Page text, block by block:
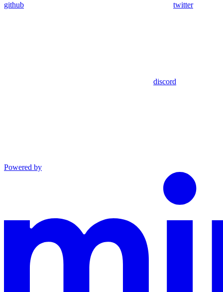
github twitter
discord
Powered by